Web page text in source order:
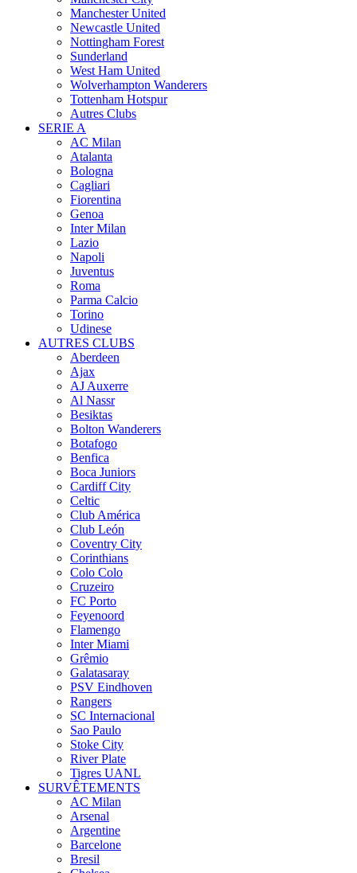
Manchester United
Newcastle United
Nottingham Forest
Sunderland
West Ham United
Wolverhampton Wanderers
Tottenham Hotspur
Autres Clubs
SERIE A
AC Milan
Atalanta
Bologna
Cagliari
Fiorentina
Genoa
Inter Milan
Lazio
Napoli
Juventus
Roma
Parma Calcio
Torino
Udinese
AUTRES CLUBS
Aberdeen
Ajax
AJ Auxerre
Al Nassr
Besiktas
Bolton Wanderers
Botafogo
Benfica
Boca Juniors
Cardiff City
Celtic
Club América
Club León
Coventry City
Corinthians
Colo Colo
Cruzeiro
FC Porto
Feyenoord
Flamengo
Inter Miami
Grêmio
Galatasaray
PSV Eindhoven
Rangers
SC Internacional
Sao Paulo
Stoke City
River Plate
Tigres UANL
SURVÊTEMENTS
AC Milan
Arsenal
Argentine
Barcelone
Bresil